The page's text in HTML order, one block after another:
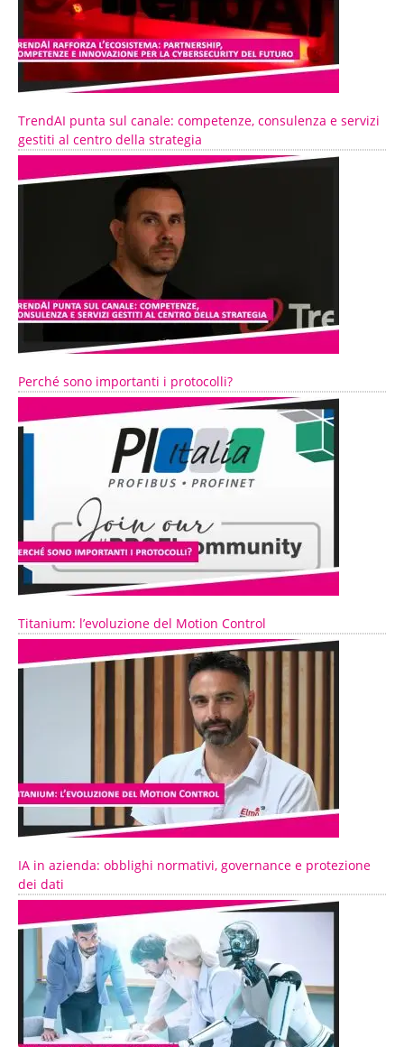
TrendAI punta sul canale: competenze, consulenza e servizi
gestiti al centro della strategia
Perché sono importanti i protocolli?
Titanium: l’evoluzione del Motion Control
IA in azienda: obblighi normativi, governance e protezione
dei dati